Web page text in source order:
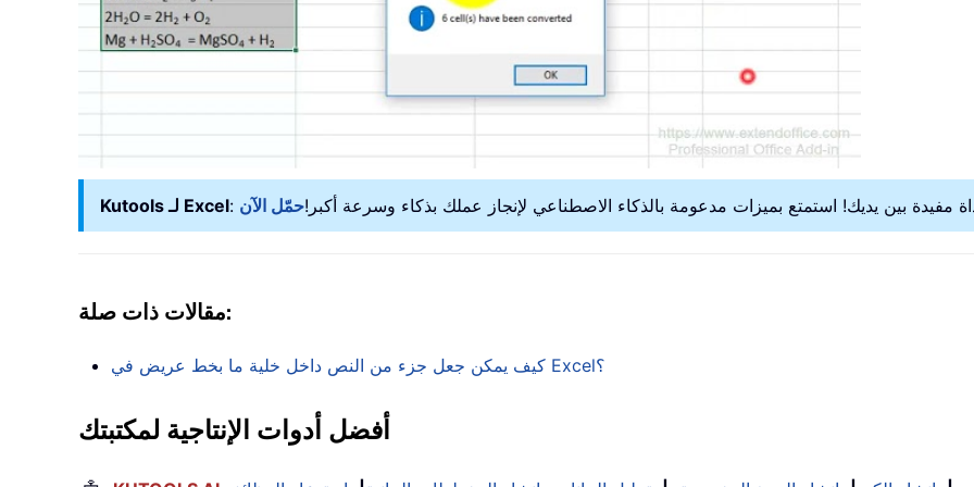
Kutools لـ Excel
مقالات ذات صلة:
كيف يمكن جعل جزء من النص داخل خلية ما بخط عريض في Excel؟
أفضل أدوات الإنتاجية لمكتبتك